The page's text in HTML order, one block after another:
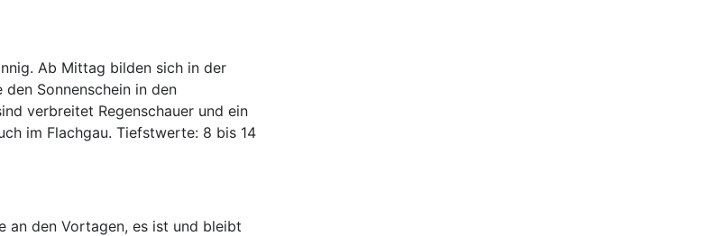
Ab Mittag bilden sich in der
Sonnenschein in den
verbreitet Regenschauer und ein
im Flachgau. Tiefstwerte: 8 bis 14
an den Vortagen, es ist und bleibt